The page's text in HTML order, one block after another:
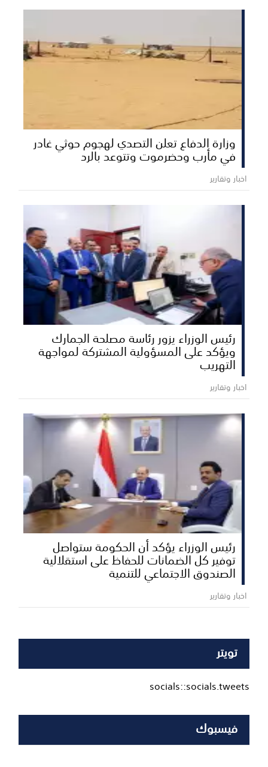
وزارة الدفاع تعلن التصدي لهجوم حوثي غادر
في مأرب وحضرموت وتتوعد بالرد
اخبار وتقارير
رئيس الوزراء يزور رئاسة مصلحة الجمارك
ويؤكد على المسؤولية المشتركة لمواجهة
التهريب
اخبار وتقارير
رئيس الوزراء يؤكد أن الحكومة ستواصل
توفير كل الضمانات للحفاظ على استقلالية
الصندوق الاجتماعي للتنمية
اخبار وتقارير
تويتر
socials::socials.tweets
فيسبوك